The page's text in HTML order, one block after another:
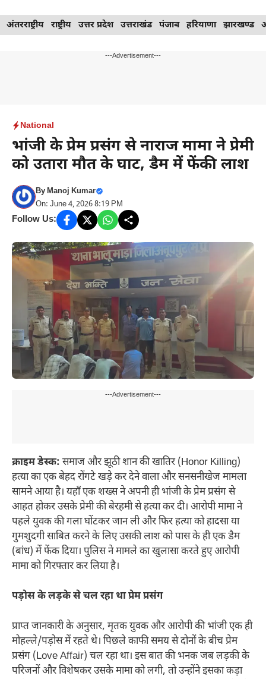
Skip
to
अंतरराष्ट्रीय राष्ट्रीय उत्तर प्रदेश उत्तराखंड पंजाब हरियाणा झारखण्ड
---Advertisement---
National
भांजी के प्रेम प्रसंग से नाराज मामा ने प्रेमी
को उतारा मौत के घाट, डैम में फेंकी लाश
ByManoj Kumar
On: June 4, 2026 8:19 PM
Follow Us:
---Advertisement---
क्राइम डेस्क: समाज और झूठी शान की खातिर (Honor Killing)
हत्या का एक बेहद रोंगटे खड़े कर देने वाला और सनसनीखेज मामला
सामने आया है। यहाँ एक शख्स ने अपनी ही भांजी के प्रेम प्रसंग से
आहत होकर उसके प्रेमी की बेरहमी से हत्या कर दी। आरोपी मामा ने
पहले युवक की गला घोंटकर जान ली और फिर हत्या को हादसा या
गुमशुदगी साबित करने के लिए उसकी लाश को पास के ही एक डैम
(बांध) में फेंक दिया। पुलिस ने मामले का खुलासा करते हुए आरोपी
मामा को गिरफ्तार कर लिया है।
पड़ोस के लड़के से चल रहा था प्रेम प्रसंग
प्राप्त जानकारी के अनुसार, मृतक युवक और आरोपी की भांजी एक ही
मोहल्ले/पड़ोस में रहते थे। पिछले काफी समय से दोनों के बीच प्रेम
प्रसंग (Love Affair) चल रहा था। इस बात की भनक जब लड़की के
परिजनों और विशेषकर उसके मामा को लगी, तो उन्होंने इसका कड़ा